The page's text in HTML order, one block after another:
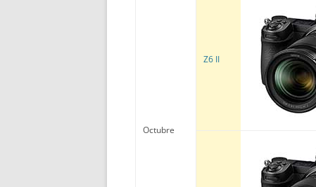
Octubre
Z6 II